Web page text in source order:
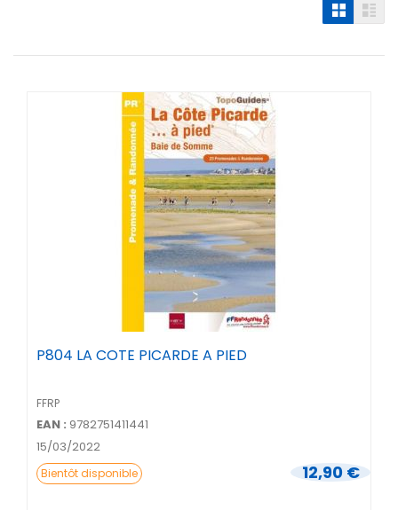
P804 LA COTE PICARDE A PIED
FFRP
EAN : 9782751411441
15/03/2022
12,90 €
Bientôt disponible